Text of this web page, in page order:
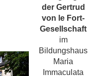
der Gertrud
von le Fort-
Gesellschaft
im
Bildungshaus
Maria
Immaculata